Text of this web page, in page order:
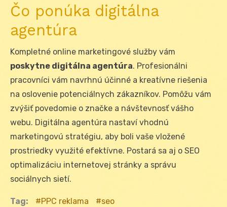
Čo ponúka digitálna
agentúra
Kompletné online marketingové služby vám
poskytne digitálna agentúra. Profesionálni
pracovníci vám navrhnú účinné a kreatívne riešenia
na oslovenie potenciálnych zákazníkov. Pomôžu vám
zvýšiť povedomie o značke a návštevnosť vášho
webu. Digitálna agentúra nastaví vhodnú
marketingovú stratégiu, aby boli vaše vložené
prostriedky využité efektívne. Postará sa aj o SEO
optimalizáciu internetovej stránky a správu
sociálnych sietí.
Tag: PPC reklama seo